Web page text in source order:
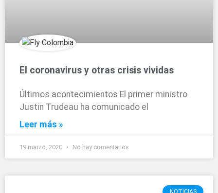
El coronavirus y otras crisis vividas
Últimos acontecimientos El primer ministro
Justin Trudeau ha comunicado el
Leer más »
19 marzo, 2020 No hay comentarios
NOTICIAS